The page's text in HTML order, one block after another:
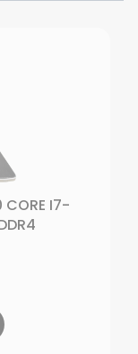
CORE I7-